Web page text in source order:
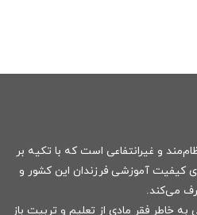
و غیرانتفاعی است که با تکیه بر
کیفیت آموزشی فرزندان این کشور و
می‌کند.
خاطر فقر مادی از تعلیم و تربیت باز